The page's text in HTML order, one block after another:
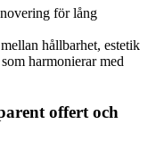
för lång
hållbarhet, estetik
harmonierar med
offert och